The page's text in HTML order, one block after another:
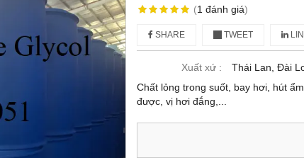
(1 đánh giá)
SHARE TWEET
Xuất xứ :
Thái Lan, Đài
Chất lỏng trong suốt, bay hơi, hút
được, vị hơi đắng,...